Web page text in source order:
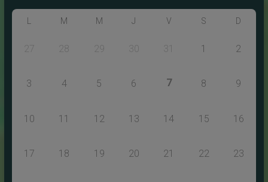
M M J V S D
27 28 29 30 31 1 2
3 4 5 6 7 8 9
10 11 12 13 14 15 16
17 18 19 20 21 22 23